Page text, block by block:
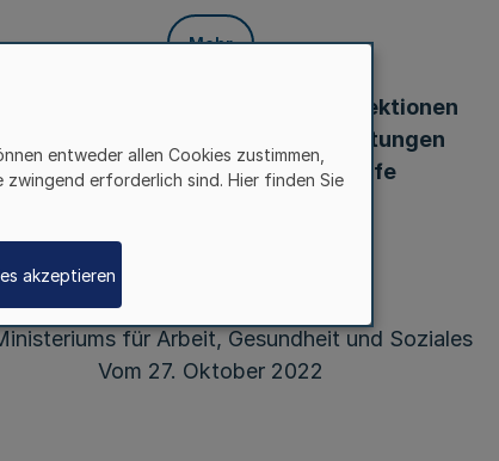
Mehr
Schutzmaßnahmen vor Infektionen
dem SARS-CoV-2-Virus in Einrichtungen
der Pflege, der Eingliederungshilfe
Allgemeinverfügung
für Arbeit, Gesundheit und Soziales
Vom 27. Oktober 2022
entweder allen Cookies zustimmen,
erforderlich sind. Hier finden Sie
akzeptieren